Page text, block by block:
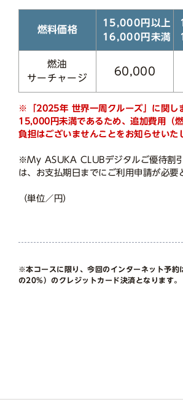
燃料価格
15,000円以上
16,000円未満
燃油
サーチャージ
60,000
※「2025年 世界一周クルーズ」に関し
15,000円未満であるため、追加費用（
負担はございませんことをお知らせいた
※My ASUKA CLUBデジタルご優待割
は、お支払期日までにご利用申請が必要
（単位／円）
※本コースに限り、今回のインターネット予約
の20%）のクレジットカード決済となります。